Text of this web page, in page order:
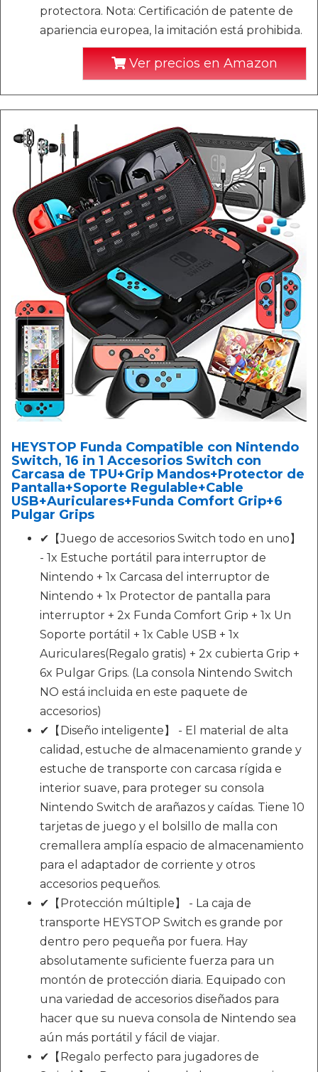
protectora. Nota: Certificación de patente de
apariencia europea, la imitación está prohibida.
Ver precios en Amazon
HEYSTOP Funda Compatible con Nintendo
Switch, 16 in 1 Accesorios Switch con
Carcasa de TPU+Grip Mandos+Protector de
Pantalla+Soporte Regulable+Cable
USB+Auriculares+Funda Comfort Grip+6
Pulgar Grips
✔【Juego de accesorios Switch todo en uno】
- 1x Estuche portátil para interruptor de
Nintendo + 1x Carcasa del interruptor de
Nintendo + 1x Protector de pantalla para
interruptor + 2x Funda Comfort Grip + 1x Un
Soporte portátil + 1x Cable USB + 1x
Auriculares(Regalo gratis) + 2x cubierta Grip +
6x Pulgar Grips. (La consola Nintendo Switch
NO está incluida en este paquete de
accesorios)
✔【Diseño inteligente】 - El material de alta
calidad, estuche de almacenamiento grande y
estuche de transporte con carcasa rígida e
interior suave, para proteger su consola
Nintendo Switch de arañazos y caídas. Tiene 10
tarjetas de juego y el bolsillo de malla con
cremallera amplía espacio de almacenamiento
para el adaptador de corriente y otros
accesorios pequeños.
✔【Protección múltiple】 - La caja de
transporte HEYSTOP Switch es grande por
dentro pero pequeña por fuera. Hay
absolutamente suficiente fuerza para un
montón de protección diaria. Equipado con
una variedad de accesorios diseñados para
hacer que su nueva consola de Nintendo sea
aún más portátil y fácil de viajar.
✔【Regalo perfecto para jugadores de